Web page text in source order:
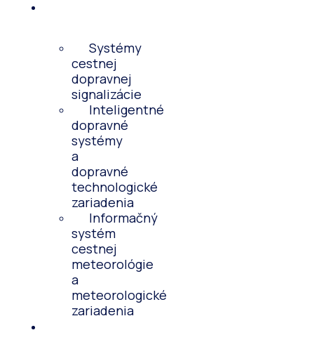
Systémy
cestnej
dopravnej
signalizácie
Inteligentné
dopravné
systémy
a
dopravné
technologické
zariadenia
Informačný
systém
cestnej
meteorológie
a
meteorologické
zariadenia